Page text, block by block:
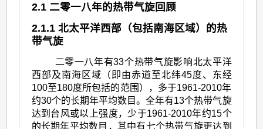
2.1 二零一八年的热带气旋回顾
2.1.1 北太平洋西部（包括南海区域）的热
带气旋
二零一八年有33个热带气旋影响北太平洋
西部及南海区域（即由赤道至北纬45度、东经
100至180度所包括的范围），多于1961-2010年
约30个的长期年平均数目。全年有13个热带气旋
达到台风或以上强度，少于1961-2010年约15个
的长期年平均数目，其中有七个热带气旋更达到